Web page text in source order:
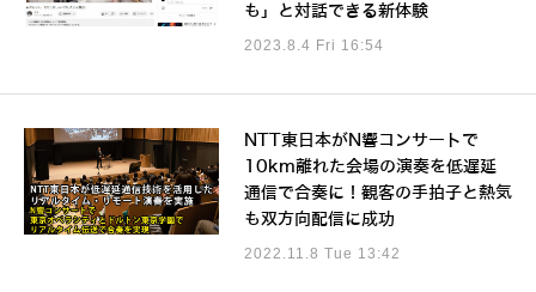
も」と対話できる新体験
2023.8.4 Fri 16:54
NTT東日本がN響コンサートで
10km離れた会場の演奏を低遅延
通信で合奏に！観客の手拍子と熱気
も双方向配信に成功
2022.11.8 Tue 13:42